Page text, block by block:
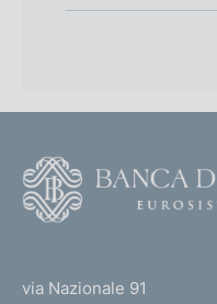
via Nazionale 91